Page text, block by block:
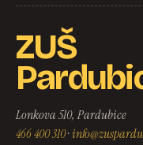
ZUŠ
Lonkova 510, Pardubice
466 400 310·